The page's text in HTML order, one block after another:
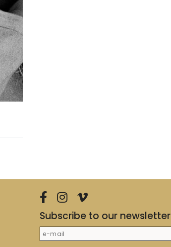
Subscribe to our newsletter